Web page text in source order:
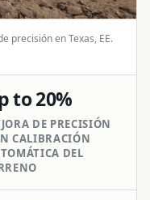
precisión en Texas, EE.
to 20%
DE PRECISIÓN
CALIBRACIÓN
DEL